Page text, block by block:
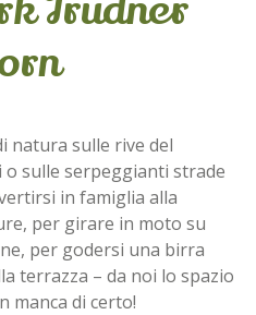
natura sulle rive del
o sulle serpeggianti strade
in famiglia alla
per girare in moto su
per godersi una birra
terrazza – da noi lo spazio
manca di certo!